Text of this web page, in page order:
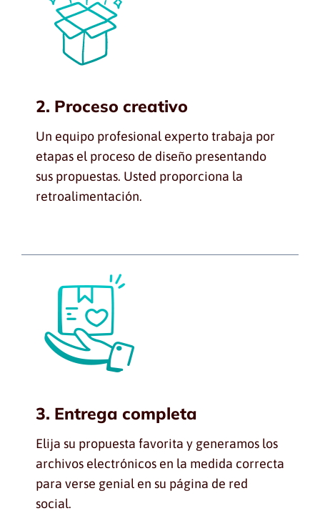
2. Proceso creativo
Un equipo profesional experto trabaja por
etapas el proceso de diseño presentando
sus propuestas. Usted proporciona la
retroalimentación.
3. Entrega completa
Elija su propuesta favorita y generamos los
archivos electrónicos en la medida correcta
para verse genial en su página de red
social.